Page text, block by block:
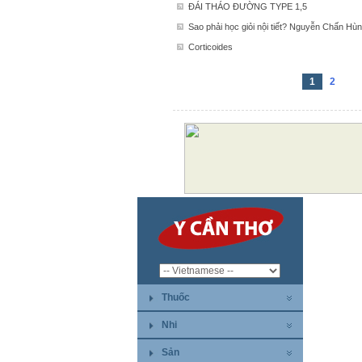
ĐÁI THÁO ĐƯỜNG TYPE 1,5
Sao phải học giỏi nội tiết? Nguyễn Chấn
Corticoides
1 2
Thuốc
Nhi
Sản